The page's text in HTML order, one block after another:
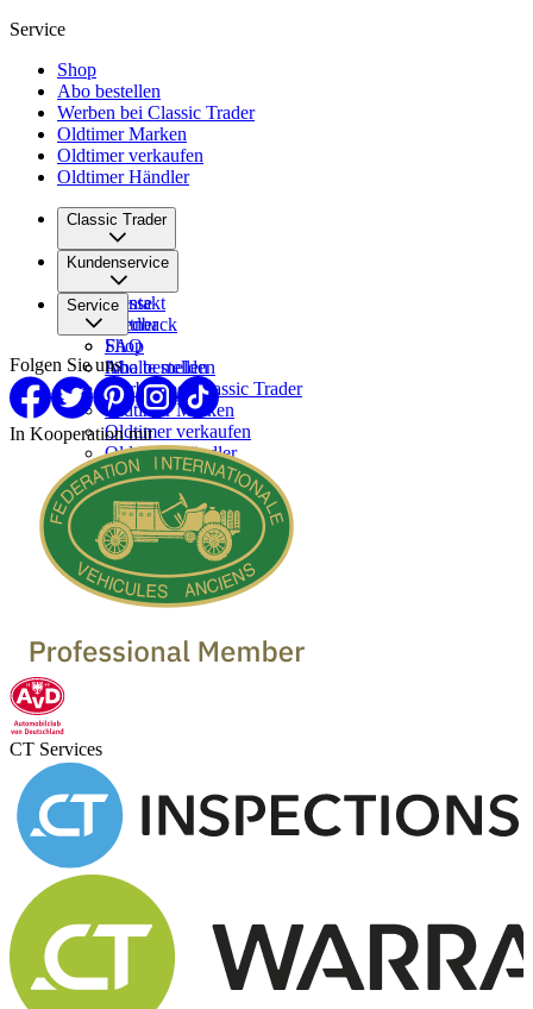
Service
Shop
Abo bestellen
Werben bei Classic Trader
Oldtimer Marken
Oldtimer verkaufen
Oldtimer Händler
Classic Trader
Über uns
Karriere
Presse
Partner
Kundenservice
Kontakt
Feedback
FAQ
Inhalte melden
Service
Shop
Abo bestellen
Werben bei Classic Trader
Oldtimer Marken
Oldtimer verkaufen
Oldtimer Händler
Folgen Sie uns
In Kooperation mit
CT Services